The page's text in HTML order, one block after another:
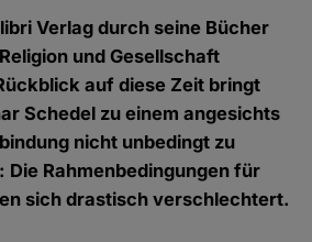
Verlag durch seine Bücher
und Gesellschaft
auf diese Zeit bringt
Schedel zu einem angesichts
nicht unbedingt zu
Rahmenbedingungen für
sich drastisch verschlechtert.